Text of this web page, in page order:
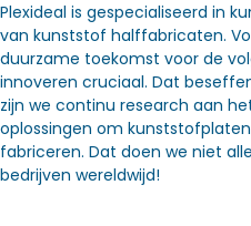
Plexideal is gespecialiseerd in
van kunststof halffabricaten.
duurzame toekomst voor de
innoveren cruciaal. Dat
zijn we continu research aan
oplossingen om
fabriceren. Dat doen we niet
bedrijven wereldwijd!